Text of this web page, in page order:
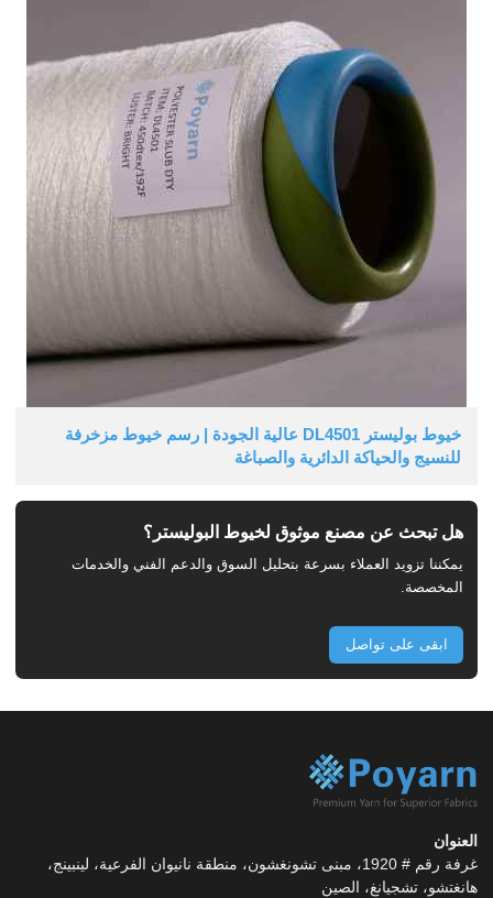
خيوط بوليستر DL4501 عالية الجودة | رسم خيوط مزخرفة
للنسيج والحياكة الدائرية والصباغة
هل تبحث عن مصنع موثوق لخيوط البوليستر؟
يمكننا تزويد العملاء بسرعة بتحليل السوق والدعم الفني والخدمات
المخصصة.
ابقى على تواصل
العنوان
غرفة رقم # 1920، مبنى تشونغشون، منطقة نانيوان الفرعية، لينبينج،
هانغتشو، تشجيانغ، الصين